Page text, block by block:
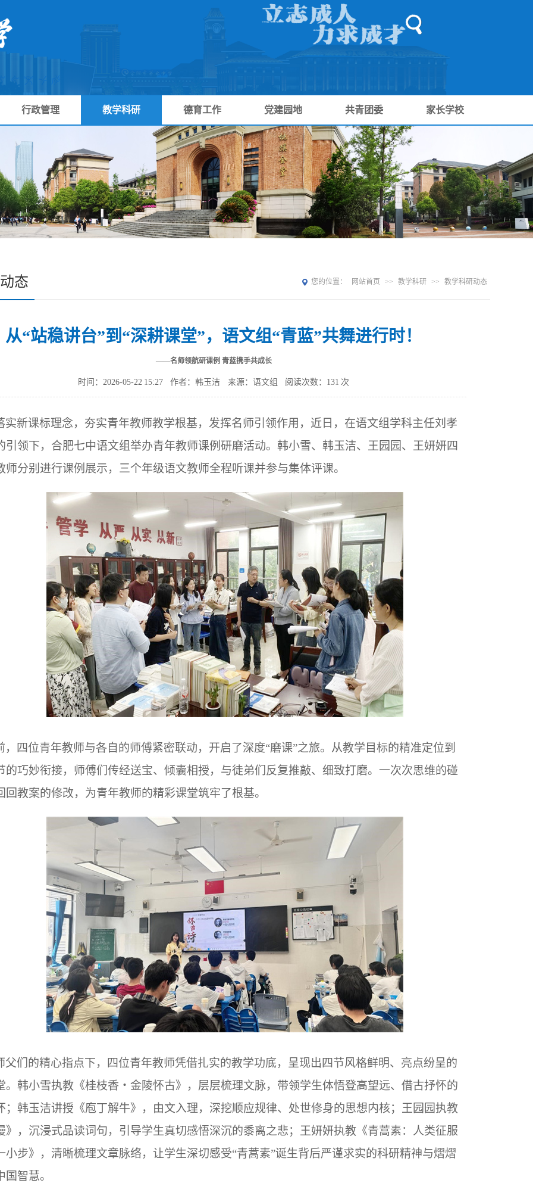
行政管理 教学科研 德育工作 党建园地 共青团委 家长学校
您的位置： 网站首页 >> 教学科研 >> 教学科研动态
态
从“站稳讲台”到“深耕课堂”，语文组“青蓝”共舞进行时！
——名师领航研课例 青蓝携手共成长
时间：2026-05-22 15:27 作者：韩玉洁 来源：语文组 阅读次数： 131 次
实新课标理念，夯实青年教师教学根基，发挥名师引领作用，近日，在语文组学科主任刘孝
引领下，合肥七中语文组举办青年教师课例研磨活动。韩小雪、韩玉洁、王园园、王妍妍四
师分别进行课例展示，三个年级语文教师全程听课并参与集体评课。
，四位青年教师与各自的师傅紧密联动，开启了深度“磨课”之旅。从教学目标的精准定位到
的巧妙衔接，师傅们传经送宝、倾囊相授，与徒弟们反复推敲、细致打磨。一次次思维的碰
回教案的修改，为青年教师的精彩课堂筑牢了根基。
父们的精心指点下，四位青年教师凭借扎实的教学功底，呈现出四节风格鲜明、亮点纷呈的
。韩小雪执教《桂枝香 ・ 金陵怀古》，层层梳理文脉，带领学生体悟登高望远、借古抒怀的
；韩玉洁讲授《庖丁解牛》，由文入理，深挖顺应规律、处世修身的思想内核；王园园执教
》，沉浸式品读词句，引导学生真切感悟深沉的黍离之悲；王妍妍执教《青蒿素：人类征服
小步》，清晰梳理文章脉络，让学生深切感受“青蒿素”诞生背后严谨求实的科研精神与熠熠
智慧。